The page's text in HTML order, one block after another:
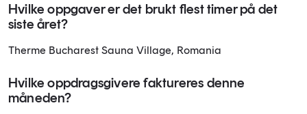
Hvilke oppgaver er det brukt flest timer på det
siste året?
Therme Bucharest Sauna Village, Romania
Hvilke oppdragsgivere faktureres denne
måneden?